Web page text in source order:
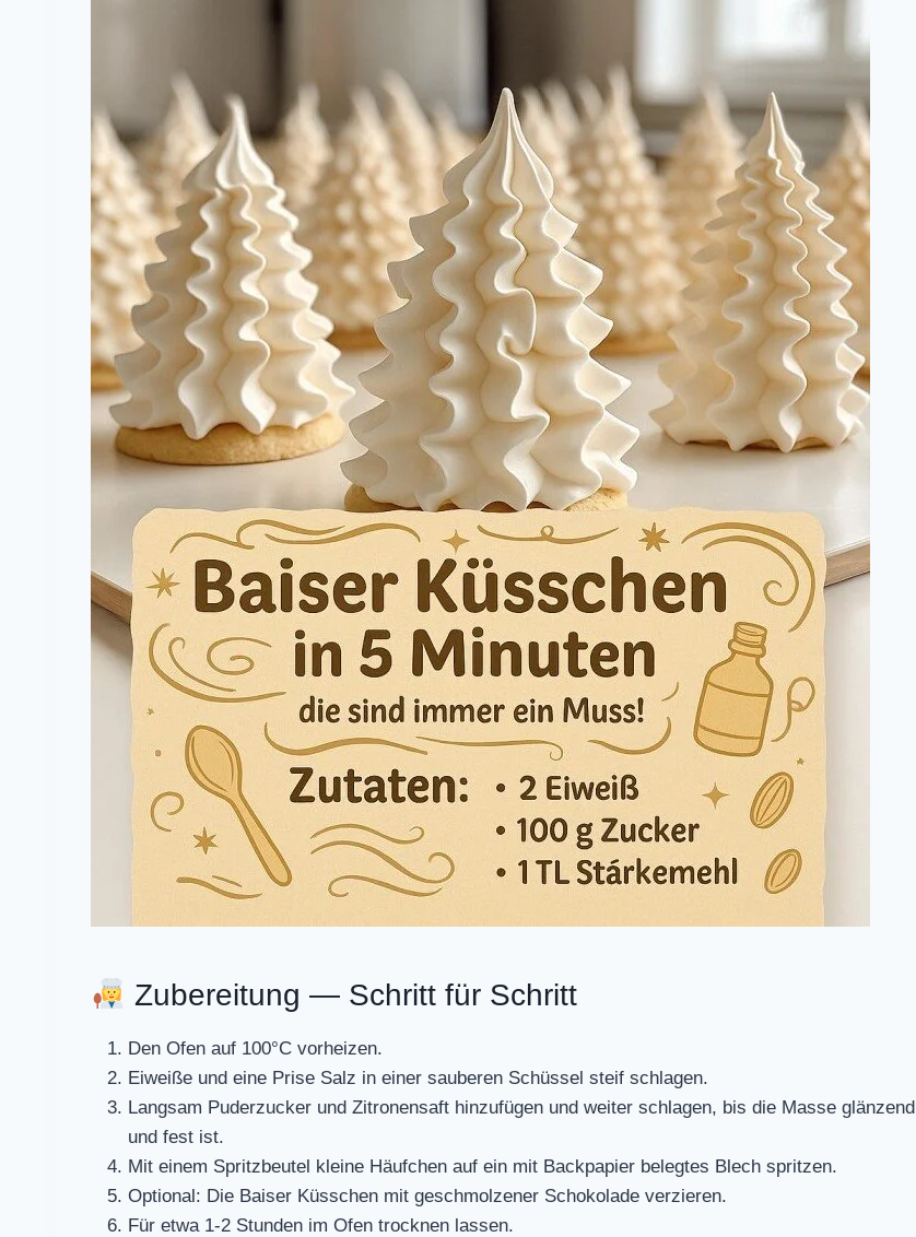
Zubereitung — Schritt für Schritt
Den Ofen auf 100°C vorheizen.
Eiweiße und eine Prise Salz in einer sauberen Schüssel steif schlagen.
Langsam Puderzucker und Zitronensaft hinzufügen und weiter schlagen, bis die Masse glänzend
und fest ist.
Mit einem Spritzbeutel kleine Häufchen auf ein mit Backpapier belegtes Blech spritzen.
Optional: Die Baiser Küsschen mit geschmolzener Schokolade verzieren.
Für etwa 1-2 Stunden im Ofen trocknen lassen.